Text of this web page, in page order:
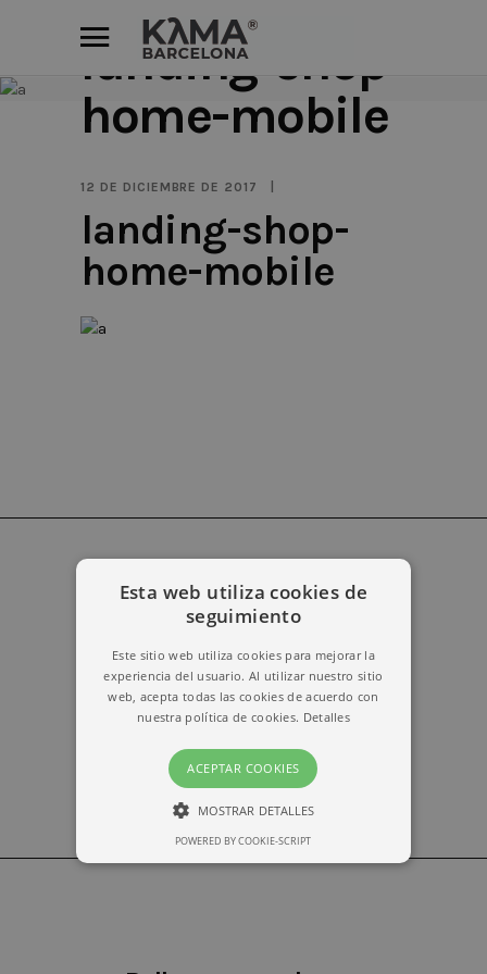
landing-shop-
home-mobile
12 DE DICIEMBRE DE 2017
landing-shop-
home-mobile
erika@kymabarcelona.com
Esta web utiliza cookies de
seguimiento
Este sitio web utiliza cookies para mejorar la
experiencia del usuario. Al utilizar nuestro sitio
web, acepta todas las cookies de acuerdo con
nuestra política de cookies. Detalles
ACEPTAR COOKIES
MOSTRAR DETALLES
POWERED BY COOKIE-SCRIPT